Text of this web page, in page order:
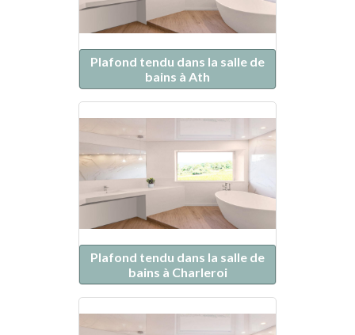
Plafond tendu dans la salle de
bains à Ath
Plafond tendu dans la salle de
bains à Charleroi